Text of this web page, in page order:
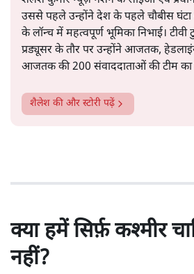
उससे पहले उन्होंने देश के पहले चौबीस
के लॉन्च में महत्वपूर्ण भूमिका निभाई। टीवी
प्रड्यूसर के तौर पर उन्होंने आजतक,
आजतक की 200 संवाददाताओं की टीम का
शैलेश की और स्टोरी पढ़ें
क्या हमें सिर्फ़ कश्मीर
नहीं?